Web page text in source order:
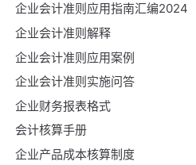
企业会计准则应用指南汇编2024
企业会计准则解释
企业会计准则应用案例
企业会计准则实施问答
企业财务报表格式
会计核算手册
企业产品成本核算制度